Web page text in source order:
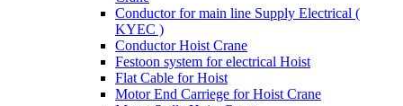
Conductor for main line Supply Electrical (
KYEC )
Conductor Hoist Crane
Festoon system for electrical Hoist
Flat Cable for Hoist
Motor End Carriege for Hoist Crane